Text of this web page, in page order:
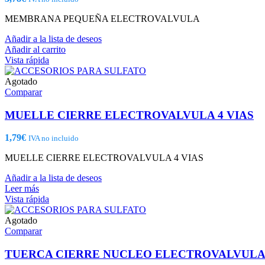
MEMBRANA PEQUEÑA ELECTROVALVULA
Añadir a la lista de deseos
Añadir al carrito
Vista rápida
Agotado
Comparar
MUELLE CIERRE ELECTROVALVULA 4 VIAS
1,79€ IVA no incluido
MUELLE CIERRE ELECTROVALVULA 4 VIAS
Añadir a la lista de deseos
Leer más
Vista rápida
Agotado
Comparar
TUERCA CIERRE NUCLEO ELECTROVALVULA